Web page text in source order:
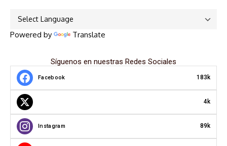
Powered by Translate
Síguenos en nuestras Redes Sociales
Facebook 183k
4k
Instagram 89k